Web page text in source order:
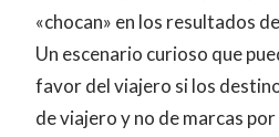
«chocan» en los resultados
Un escenario curioso que
favor del viajero si los
de viajero y no de marcas